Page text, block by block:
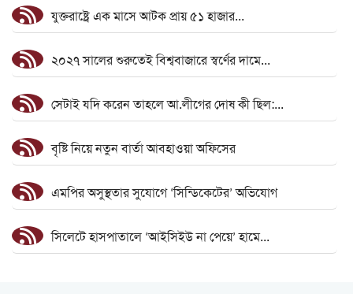
যুক্তরাষ্ট্রে এক মাসে আটক প্রায় ৫১ হাজার...
২০২৭ সালের শুরুতেই বিশ্ববাজারে স্বর্ণের দামে...
সেটাই যদি করেন তাহলে আ.লীগের দোষ কী ছিল:...
বৃষ্টি নিয়ে নতুন বার্তা আবহাওয়া অফিসের
এমপির অসুস্থতার সুযোগে ‘সিন্ডিকেটের’ অভিযোগ
সিলেটে হাসপাতালে ‘আইসিইউ না পেয়ে’ হামে...